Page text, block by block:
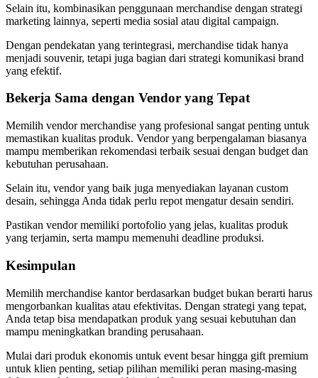
Selain itu, kombinasikan penggunaan merchandise dengan strategi
marketing lainnya, seperti media sosial atau digital campaign.
Dengan pendekatan yang terintegrasi, merchandise tidak hanya
menjadi souvenir, tetapi juga bagian dari strategi komunikasi brand
yang efektif.
Bekerja Sama dengan Vendor yang Tepat
Memilih vendor merchandise yang profesional sangat penting untuk
memastikan kualitas produk. Vendor yang berpengalaman biasanya
mampu memberikan rekomendasi terbaik sesuai dengan budget dan
kebutuhan perusahaan.
Selain itu, vendor yang baik juga menyediakan layanan custom
desain, sehingga Anda tidak perlu repot mengatur desain sendiri.
Pastikan vendor memiliki portofolio yang jelas, kualitas produk
yang terjamin, serta mampu memenuhi deadline produksi.
Kesimpulan
Memilih merchandise kantor berdasarkan budget bukan berarti harus
mengorbankan kualitas atau efektivitas. Dengan strategi yang tepat,
Anda tetap bisa mendapatkan produk yang sesuai kebutuhan dan
mampu meningkatkan branding perusahaan.
Mulai dari produk ekonomis untuk event besar hingga gift premium
untuk klien penting, setiap pilihan memiliki peran masing-masing